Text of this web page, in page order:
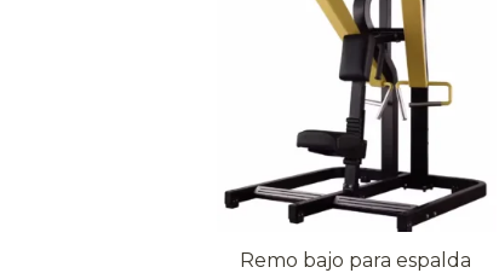
Remo bajo para espalda